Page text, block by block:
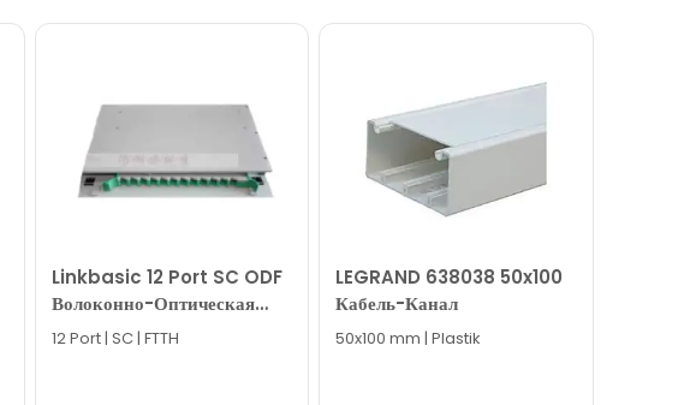
цене за НАЛИЧНЫЙ РАСЧЕТ, БАНКОВСКИЙ ПЕРЕВОД, а
с нами через наш сайт.
Panel PND48-UC6, через онлайн-поддержку на нашем сайте.
Linkbasic 12 Port SC ODF
Волоконно-Оптическая
Патч-Панель FPF12-ODF-
12 Port | SC | FTTH
LEGRAND 638038 50x100
Кабель-Канал
50x100 mm | Plastik